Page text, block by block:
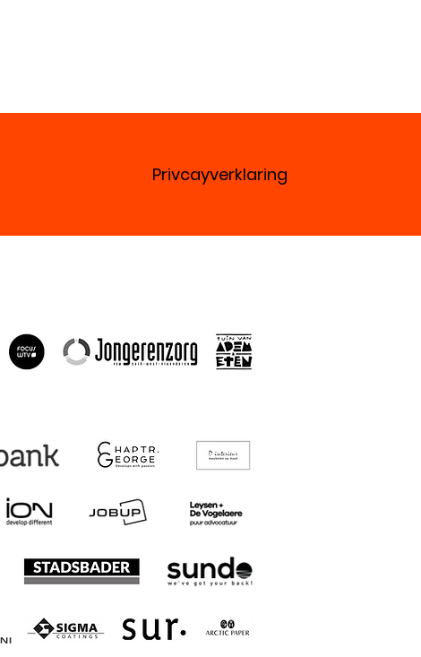
Privcayverklaring